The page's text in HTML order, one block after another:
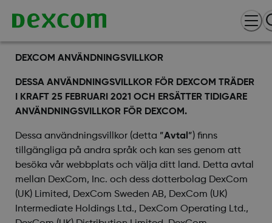
DEXCOM ANVÄNDNINGSVILLKOR
DESSA ANVÄNDNINGSVILLKOR FÖR DEXCOM TRÄDER
I KRAFT 25 FEBRUARI 2021 OCH ERSÄTTER TIDIGARE
ANVÄNDNINGSVILLKOR FÖR DEXCOM.
Dessa användningsvillkor (detta ”Avtal ”) finns
tillgängliga på andra språk och kan ses genom att
besöka vår webbplats och välja ditt land. Detta avtal
mellan DexCom, Inc. och dess dotterbolag DexCom
(UK) Limited, DexCom Sweden AB, DexCom (UK)
Intermediate Holdings Ltd., DexCom Operating Ltd.,